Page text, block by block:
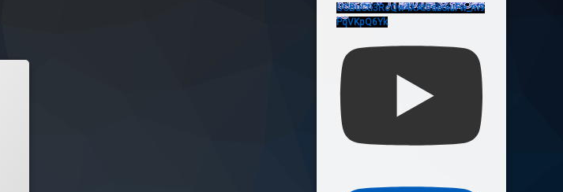
UCBuCtI3RcQw4XAt0dboiuFw_m9
PqVKpQ6Yk